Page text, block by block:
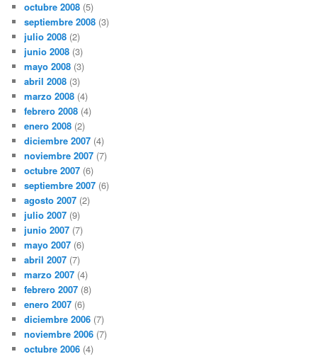
octubre 2008 (5)
septiembre 2008 (3)
julio 2008 (2)
junio 2008 (3)
mayo 2008 (3)
abril 2008 (3)
marzo 2008 (4)
febrero 2008 (4)
enero 2008 (2)
diciembre 2007 (4)
noviembre 2007 (7)
octubre 2007 (6)
septiembre 2007 (6)
agosto 2007 (2)
julio 2007 (9)
junio 2007 (7)
mayo 2007 (6)
abril 2007 (7)
marzo 2007 (4)
febrero 2007 (8)
enero 2007 (6)
diciembre 2006 (7)
noviembre 2006 (7)
octubre 2006 (4)